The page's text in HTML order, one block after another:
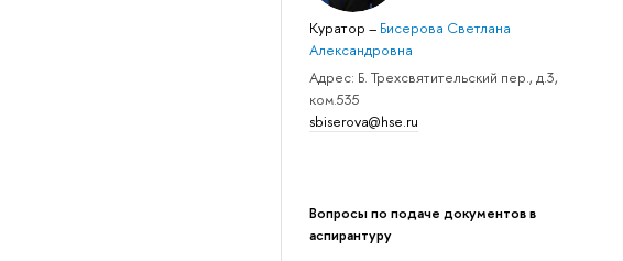
Куратор– Бисерова Светлана
Александровна
Адрес: Б. Трехсвятительский пер., д.3,
ком.535
sbiserova@hse.ru
Вопросы по подаче документов в
аспирантуру